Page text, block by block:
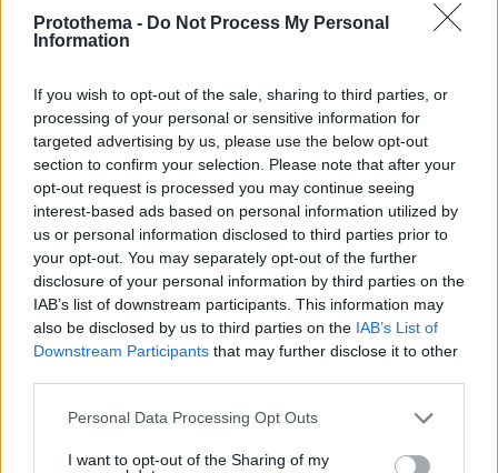
Protothema - Do Not Process My Personal
Information
If you wish to opt-out of the sale, sharing to third parties, or
processing of your personal or sensitive information for
targeted advertising by us, please use the below opt-out
section to confirm your selection. Please note that after your
opt-out request is processed you may continue seeing
interest-based ads based on personal information utilized by
us or personal information disclosed to third parties prior to
your opt-out. You may separately opt-out of the further
disclosure of your personal information by third parties on the
IAB’s list of downstream participants. This information may
also be disclosed by us to third parties on the IAB’s List of
Downstream Participants that may further disclose it to other
Please note that this website/app uses one or more Google
not limited to your visit or usage behaviour. You may click to
Personal Data Processing Opt Outs
I want to opt-out of the Sharing of my
ΤΑ ΠΙΟ ΔΗΜΟΦΙΛΗ